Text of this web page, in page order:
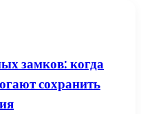
замков: когда
сохранить